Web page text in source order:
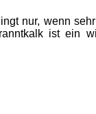
nur, wenn
ist ein